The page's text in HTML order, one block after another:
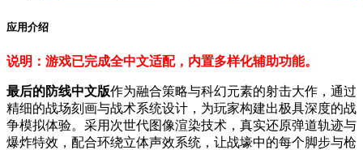
应用介绍
说明：游戏已完成全中文适配，内置多样化辅助功能。
最后的防线中文版作为融合策略与科幻元素的射击大作，通过
精细的战场刻画与战术系统设计，为玩家构建出极具深度的战
争模拟体验。采用次世代图像渲染技术，真实还原弹道轨迹与
爆炸特效，配合环绕立体声效系统，让战壕中的每个脚步与枪